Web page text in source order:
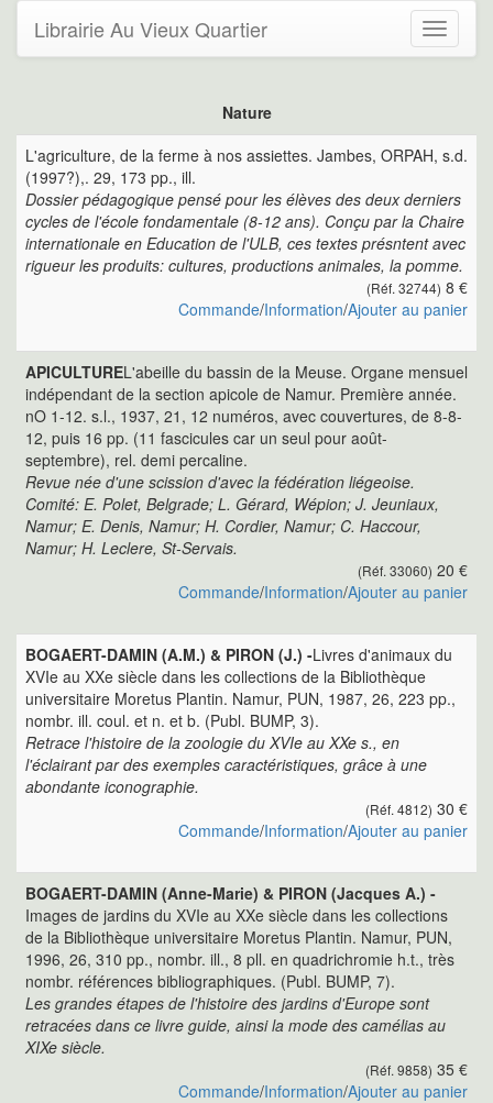
Toggle
Librairie Au Vieux Quartier
Nature
L'agriculture, de la ferme à nos assiettes. Jambes, ORPAH, s.d.
(1997?),. 29, 173 pp., ill.
Dossier pédagogique pensé pour les élèves des deux derniers
cycles de l'école fondamentale (8-12 ans). Conçu par la Chaire
internationale en Education de l'ULB, ces textes présntent avec
rigueur les produits: cultures, productions animales, la pomme.
(Réf. 32744) 8 €
Commande/Information/Ajouter au panier
APICULTUREL'abeille du bassin de la Meuse. Organe mensuel
indépendant de la section apicole de Namur. Première année.
nO 1-12. s.l., 1937, 21, 12 numéros, avec couvertures, de 8-8-
12, puis 16 pp. (11 fascicules car un seul pour août-
septembre), rel. demi percaline.
Revue née d'une scission d'avec la fédération liégeoise.
Comité: E. Polet, Belgrade; L. Gérard, Wépion; J. Jeuniaux,
Namur; E. Denis, Namur; H. Cordier, Namur; C. Haccour,
Namur; H. Leclere, St-Servais.
(Réf. 33060) 20 €
Commande/Information/Ajouter au panier
BOGAERT-DAMIN (A.M.) & PIRON (J.) -Livres d'animaux du
XVIe au XXe siècle dans les collections de la Bibliothèque
universitaire Moretus Plantin. Namur, PUN, 1987, 26, 223 pp.,
nombr. ill. coul. et n. et b. (Publ. BUMP, 3).
Retrace l'histoire de la zoologie du XVIe au XXe s., en
l'éclairant par des exemples caractéristiques, grâce à une
abondante iconographie.
(Réf. 4812) 30 €
Commande/Information/Ajouter au panier
BOGAERT-DAMIN (Anne-Marie) & PIRON (Jacques A.) -
Images de jardins du XVIe au XXe siècle dans les collections
de la Bibliothèque universitaire Moretus Plantin. Namur, PUN,
1996, 26, 310 pp., nombr. ill., 8 pll. en quadrichromie h.t., très
nombr. références bibliographiques. (Publ. BUMP, 7).
Les grandes étapes de l'histoire des jardins d'Europe sont
retracées dans ce livre guide, ainsi la mode des camélias au
XIXe siècle.
(Réf. 9858) 35 €
Commande/Information/Ajouter au panier